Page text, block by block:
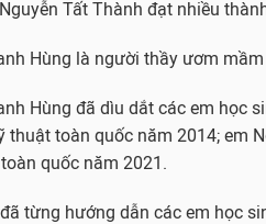
Tất Thành đạt nhiều
Hùng là người thầy ươm
Hùng đã dìu dắt các em học
thuật toàn quốc năm 2014; em
quốc năm 2021.
từng hướng dẫn các em học